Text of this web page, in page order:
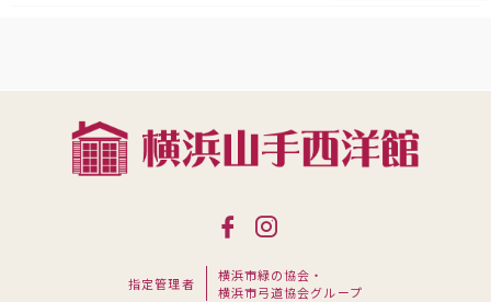
指定管理者
横浜市緑の協会・
横浜市弓道協会グループ